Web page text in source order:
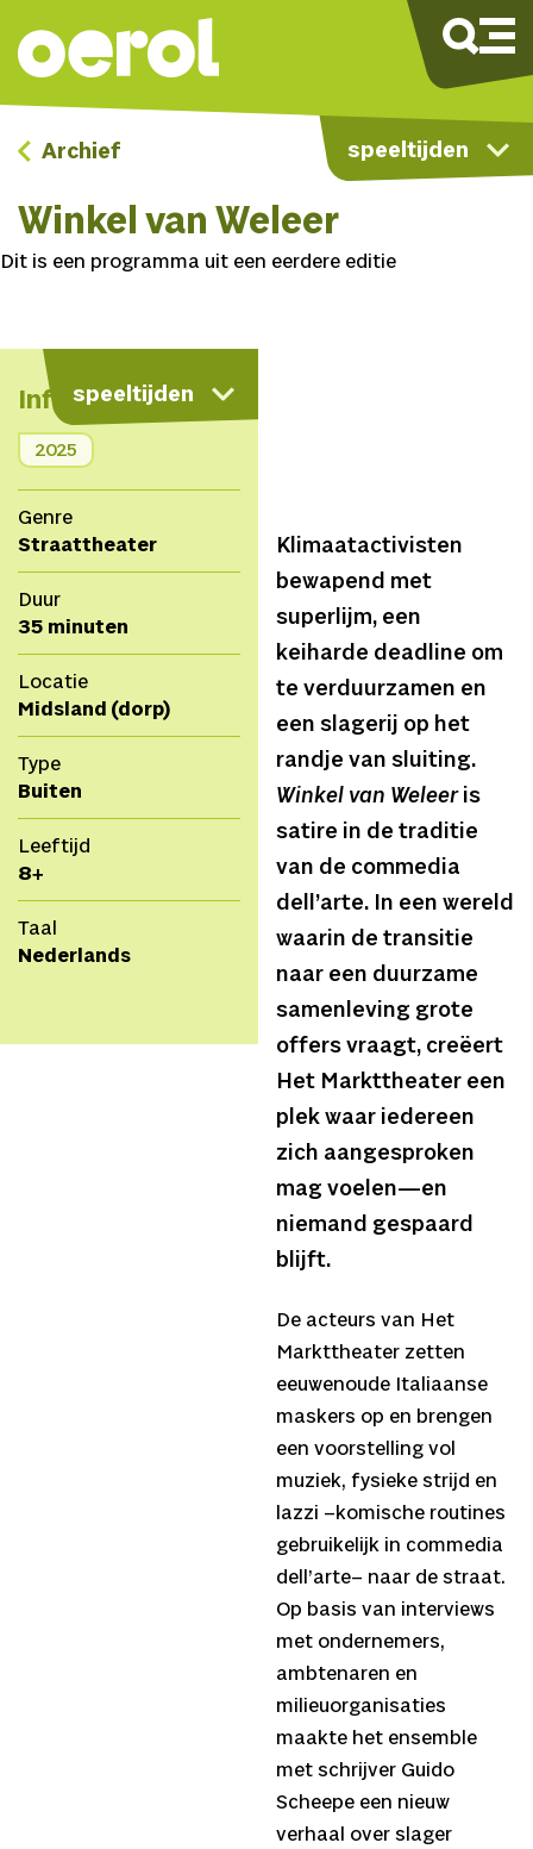
speeltijden
Archief
Winkel van Weleer
Dit is een programma uit een eerdere editie
speeltijden
Info
2025
Genre
Straattheater
Duur
35 minuten
Locatie
Midsland (dorp)
Type
Buiten
Leeftijd
8+
Taal
Nederlands
Klimaatactivisten
bewapend met
superlijm, een
keiharde deadline om
te verduurzamen en
een slagerij op het
randje van sluiting.
Winkel van Weleeris
satire in de traditie
van de commedia
dell’arte. In een wereld
waarin de transitie
naar een duurzame
samenleving grote
offers vraagt, creëert
Het Markttheater een
plek waar iedereen
zich aangesproken
mag voelen—en
niemand gespaard
blijft.
De acteurs van Het
Markttheater zetten
eeuwenoude Italiaanse
maskers op en brengen
een voorstelling vol
muziek, fysieke strijd en
lazzi –komische routines
gebruikelijk in commedia
dell’arte– naar de straat.
Op basis van interviews
met ondernemers,
ambtenaren en
milieuorganisaties
maakte het ensemble
met schrijver Guido
Scheepe een nieuw
verhaal over slager